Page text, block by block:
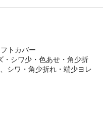
トカバー
・シワ少・色あせ・角少折
シワ・角少折れ・端少ヨレ